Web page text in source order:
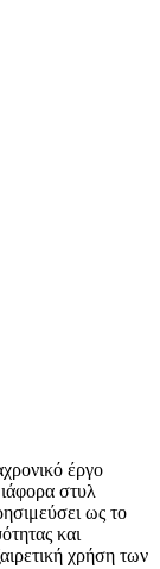
έργο
στυλ
ως το
και
χρήση των